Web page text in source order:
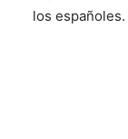
los españoles.